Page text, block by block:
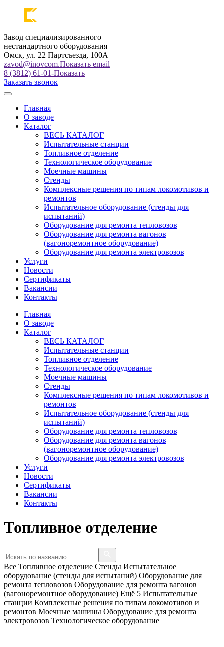
Завод специализированного
нестандартного оборудования
Омск, ул. 22 Партсъезда, 100А
zavod@inovcom.Показать email
8 (3812) 61-01-Показать
Заказать звонок
Главная
О заводе
Каталог
ВЕСЬ КАТАЛОГ
Испытательные станции
Топливное отделение
Технологическое оборудование
Моечные машины
Стенды
Комплексные решения по типам локомотивов и
ремонтов
Испытательное оборудование (стенды для
испытаний)
Оборудование для ремонта тепловозов
Оборудование для ремонта вагонов
(вагоноремонтное оборудование)
Оборудование для ремонта электровозов
Услуги
Новости
Сертификаты
Вакансии
Контакты
Главная
О заводе
Каталог
ВЕСЬ КАТАЛОГ
Испытательные станции
Топливное отделение
Технологическое оборудование
Моечные машины
Стенды
Комплексные решения по типам локомотивов и
ремонтов
Испытательное оборудование (стенды для
испытаний)
Оборудование для ремонта тепловозов
Оборудование для ремонта вагонов
(вагоноремонтное оборудование)
Оборудование для ремонта электровозов
Услуги
Новости
Сертификаты
Вакансии
Контакты
Топливное отделение
Все Топливное отделение Стенды Испытательное
оборудование (стенды для испытаний) Оборудование для
ремонта тепловозов Оборудование для ремонта вагонов
(вагоноремонтное оборудование) Ещё 5 Испытательные
станции Комплексные решения по типам локомотивов и
ремонтов Моечные машины Оборудование для ремонта
электровозов Технологическое оборудование